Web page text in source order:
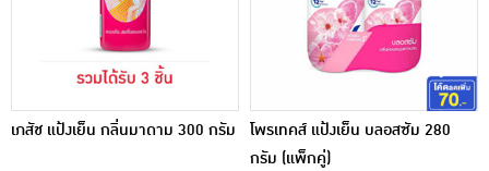
เภสัช แป้งเย็น กลิ่นมาดาม 300 กรัม
โพรเทคส์ แป้งเย็น บลอสซัม 280
กรัม (แพ็กคู่)